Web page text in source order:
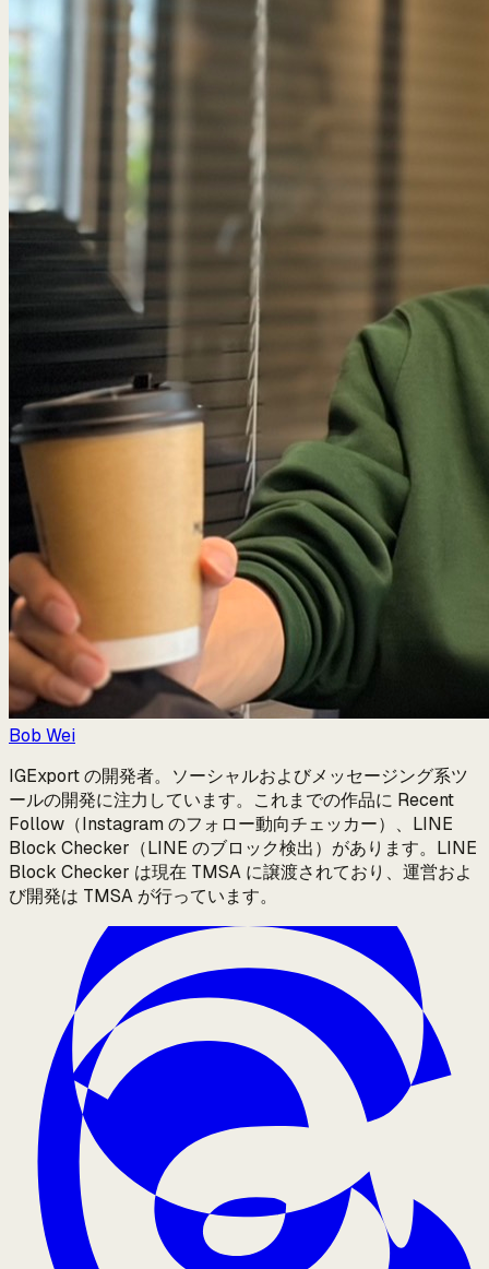
Bob Wei
IGExport の開発者。ソーシャルおよびメッセージング系ツ
ールの開発に注力しています。これまでの作品に Recent
Follow（Instagram のフォロー動向チェッカー）、LINE
Block Checker（LINE のブロック検出）があります。LINE
Block Checker は現在 TMSA に譲渡されており、運営およ
び開発は TMSA が行っています。